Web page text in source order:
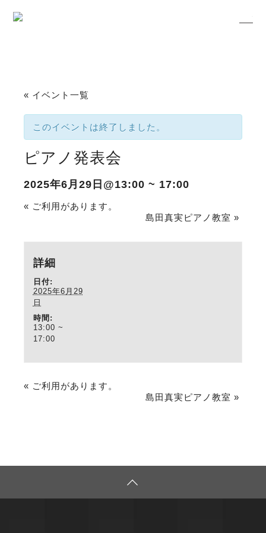
« イベント一覧
このイベントは終了しました。
ピアノ発表会
2025年6月29日@13:00 ~ 17:00
« ご利用があります。
島田真実ピアノ教室 »
詳細
日付:
2025年6月29
日
時間:
13:00 ~
17:00
« ご利用があります。
島田真実ピアノ教室 »